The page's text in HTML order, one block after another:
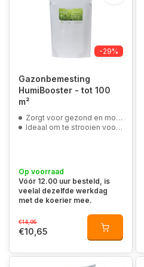
-29%
Gazonbemesting
HumiBooster - tot 100
m²
Zorgt voor gezond en mooi groen gras
Ideaal om te strooien voor er graszoden worden gelegd
Op voorraad
Vóór 12.00 uur besteld, is
veelal dezelfde werkdag
met de koerier mee.
€14,95
€10,65